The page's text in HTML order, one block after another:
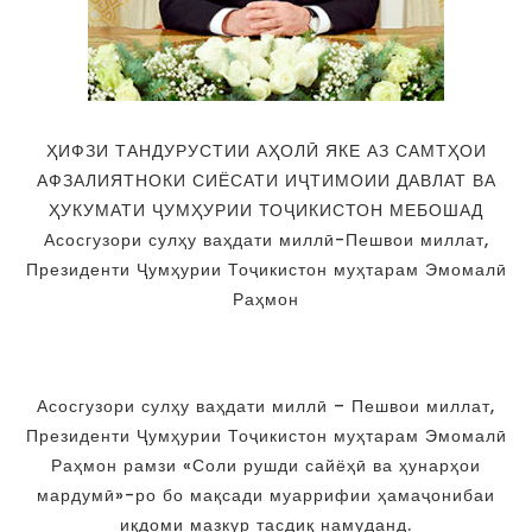
ҲИФЗИ ТАНДУРУСТИИ АҲОЛӢ ЯКЕ АЗ САМТҲОИ
АФЗАЛИЯТНОКИ СИЁСАТИ ИҶТИМОИИ ДАВЛАТ ВА
ҲУКУМАТИ ҶУМҲУРИИ ТОҶИКИСТОН МЕБОШАД
Асосгузори сулҳу ваҳдати миллӣ-Пешвои миллат,
Президенти Ҷумҳурии Тоҷикистон муҳтарам Эмомалӣ
Раҳмон
Асосгузори сулҳу ваҳдати миллӣ – Пешвои миллат,
Президенти Ҷумҳурии Тоҷикистон муҳтарам Эмомалӣ
Раҳмон рамзи «Соли рушди сайёҳӣ ва ҳунарҳои
мардумӣ»-ро бо мақсади муаррифии ҳамаҷонибаи
иқдоми мазкур тасдиқ намуданд.